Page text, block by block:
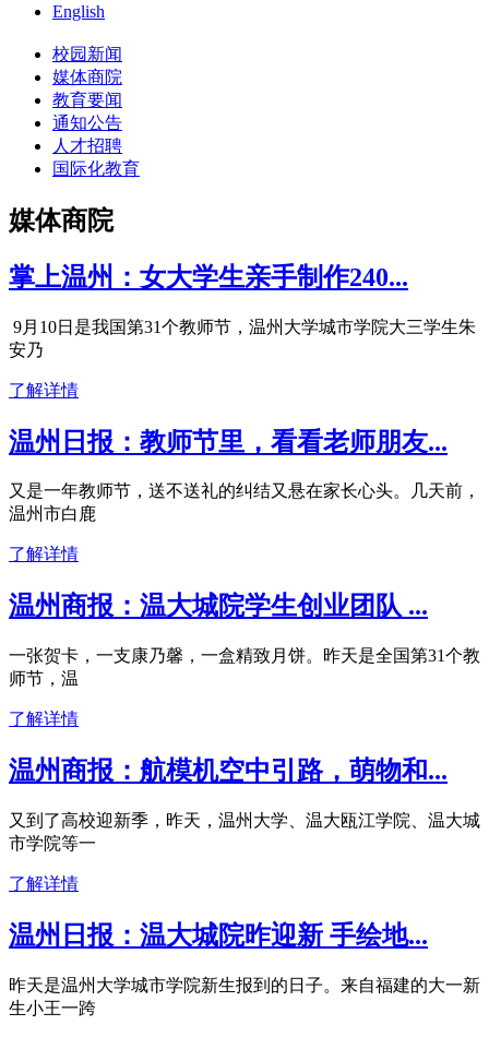
English
校园新闻
媒体商院
教育要闻
通知公告
人才招聘
国际化教育
媒体商院
掌上温州：女大学生亲手制作240...
9月10日是我国第31个教师节，温州大学城市学院大三学生朱
安乃
了解详情
温州日报：教师节里，看看老师朋友...
又是一年教师节，送不送礼的纠结又悬在家长心头。几天前，
温州市白鹿
了解详情
温州商报：温大城院学生创业团队 ...
一张贺卡，一支康乃馨，一盒精致月饼。昨天是全国第31个教
师节，温
了解详情
温州商报：航模机空中引路，萌物和...
又到了高校迎新季，昨天，温州大学、温大瓯江学院、温大城
市学院等一
了解详情
温州日报：温大城院昨迎新 手绘地...
昨天是温州大学城市学院新生报到的日子。来自福建的大一新
生小王一跨